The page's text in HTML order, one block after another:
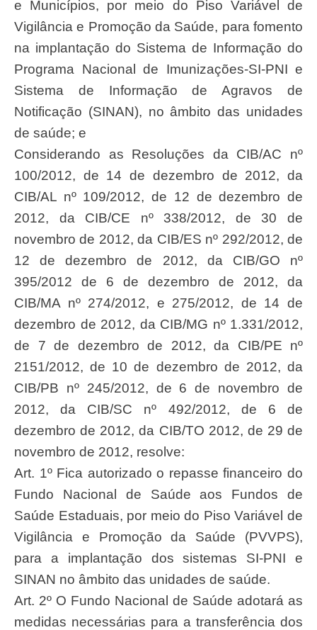
e Municípios, por meio do Piso Variável de
Vigilância e Promoção da Saúde, para fomento
na implantação do Sistema de Informação do
Programa Nacional de Imunizações-SI-PNI e
Sistema de Informação de Agravos de
Notificação (SINAN), no âmbito das unidades
de saúde; e
Considerando as Resoluções da CIB/AC nº
100/2012, de 14 de dezembro de 2012, da
CIB/AL nº 109/2012, de 12 de dezembro de
2012, da CIB/CE nº 338/2012, de 30 de
novembro de 2012, da CIB/ES nº 292/2012, de
12 de dezembro de 2012, da CIB/GO nº
395/2012 de 6 de dezembro de 2012, da
CIB/MA nº 274/2012, e 275/2012, de 14 de
dezembro de 2012, da CIB/MG nº 1.331/2012,
de 7 de dezembro de 2012, da CIB/PE nº
2151/2012, de 10 de dezembro de 2012, da
CIB/PB nº 245/2012, de 6 de novembro de
2012, da CIB/SC nº 492/2012, de 6 de
dezembro de 2012, da CIB/TO 2012, de 29 de
novembro de 2012, resolve:
Art. 1º Fica autorizado o repasse financeiro do
Fundo Nacional de Saúde aos Fundos de
Saúde Estaduais, por meio do Piso Variável de
Vigilância e Promoção da Saúde (PVVPS),
para a implantação dos sistemas SI-PNI e
SINAN no âmbito das unidades de saúde.
Art. 2º O Fundo Nacional de Saúde adotará as
medidas necessárias para a transferência dos